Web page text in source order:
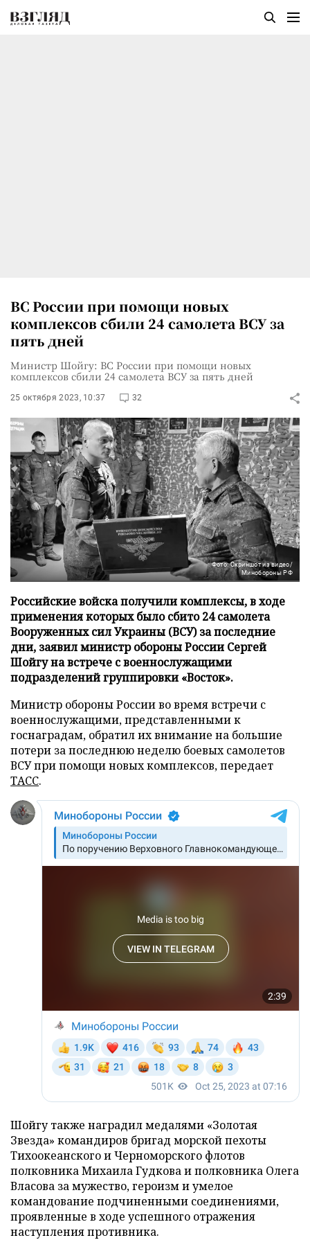
ВС России при помощи новых
комплексов сбили 24 самолета ВСУ за
пять дней
Министр Шойгу: ВС России при помощи новых
комплексов сбили 24 самолета ВСУ за пять дней
25 октября 2023, 10:37 32
Фото: Скриншот из видео/
Минобороны РФ
Российские войска получили комплексы, в ходе
применения которых было сбито 24 самолета
Вооруженных сил Украины (ВСУ) за последние
дни, заявил министр обороны России Сергей
Шойгу на встрече с военнослужащими
подразделений группировки «Восток».
Министр обороны России во время встречи с
военнослужащими, представленными к
госнаградам, обратил их внимание на большие
потери за последнюю неделю боевых самолетов
ВСУ при помощи новых комплексов, передает
ТАСС.
Шойгу также наградил медалями «Золотая
Звезда» командиров бригад морской пехоты
Тихоокеанского и Черноморского флотов
полковника Михаила Гудкова и полковника Олега
Власова за мужество, героизм и умелое
командование подчиненными соединениями,
проявленные в ходе успешного отражения
наступления противника.